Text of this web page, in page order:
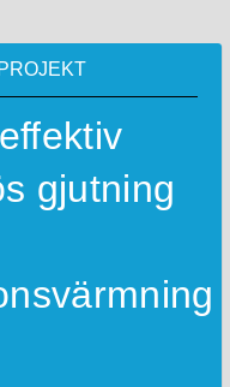
gjutning